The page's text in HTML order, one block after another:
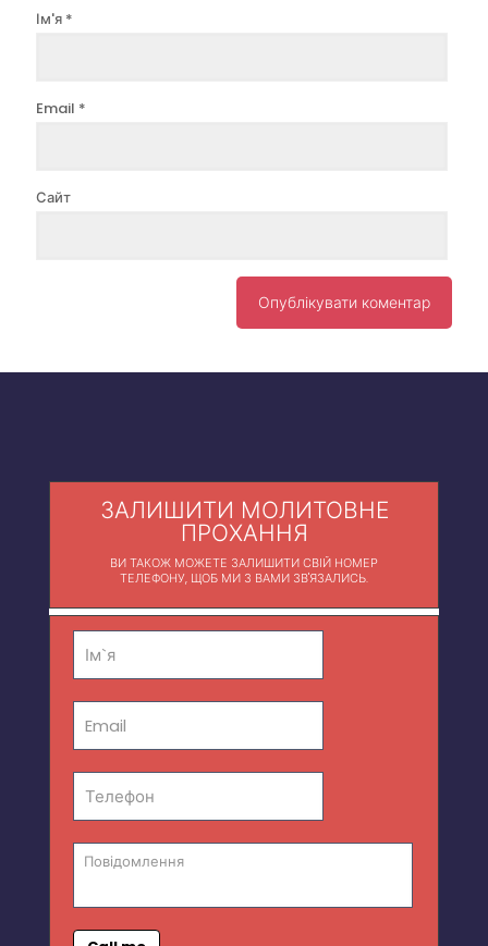
Ім'я *
Email *
Сайт
ЗАЛИШИТИ МОЛИТОВНЕ
ПРОХАННЯ
ВИ ТАКОЖ МОЖЕТЕ ЗАЛИШИТИ СВІЙ НОМЕР
ТЕЛЕФОНУ, ЩОБ МИ З ВАМИ ЗВ'ЯЗАЛИСЬ.